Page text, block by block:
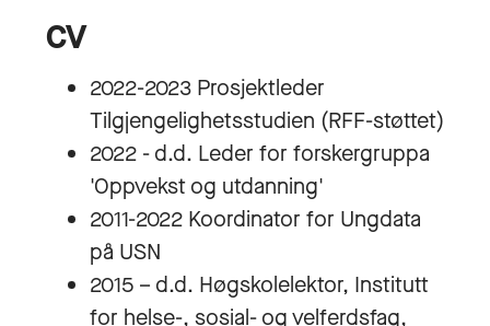
CV
2022-2023 Prosjektleder
Tilgjengelighetsstudien (RFF-støttet)
2022 - d.d. Leder for forskergruppa
'Oppvekst og utdanning'
2011-2022 Koordinator for Ungdata
på USN
2015 – d.d. Høgskolelektor, Institutt
for helse-, sosial- og velferdsfag,